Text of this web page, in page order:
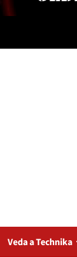
Veda a Technika